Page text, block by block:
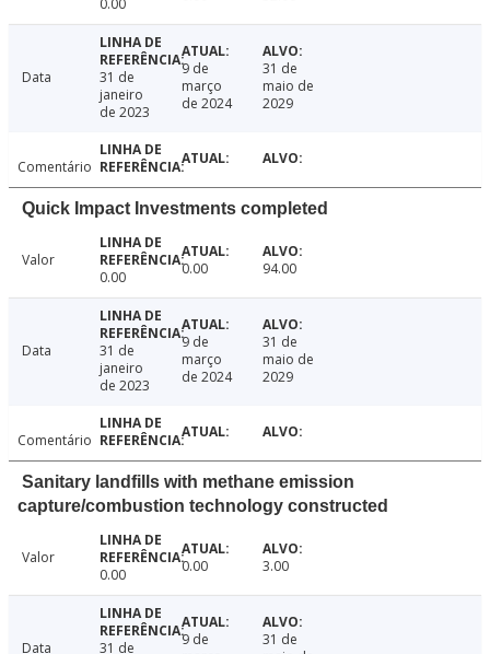
0.00
Data
31 de
janeiro
de 2023
9 de
março
de 2024
31 de
maio de
2029
Comentário
Quick Impact Investments completed
Valor
0.00
0.00 94.00
Data
31 de
janeiro
de 2023
9 de
março
de 2024
31 de
maio de
2029
Comentário
Sanitary landfills with methane emission
capture/combustion technology constructed
Valor
0.00
0.00 3.00
Data
31 de
9 de
31 de